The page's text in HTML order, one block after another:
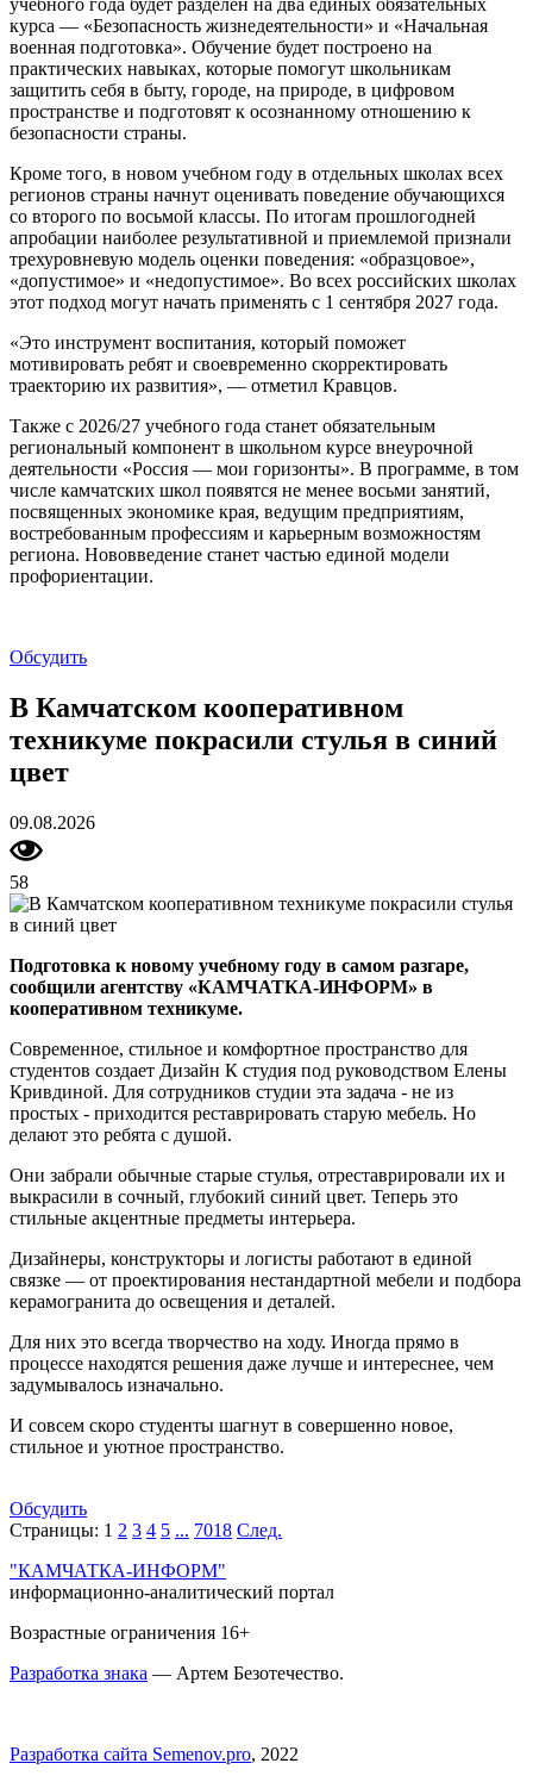
учебного года будет разделен на два единых обязательных
курса — «Безопасность жизнедеятельности» и «Начальная
военная подготовка». Обучение будет построено на
практических навыках, которые помогут школьникам
защитить себя в быту, городе, на природе, в цифровом
пространстве и подготовят к осознанному отношению к
безопасности страны.
Кроме того, в новом учебном году в отдельных школах всех
регионов страны начнут оценивать поведение обучающихся
со второго по восьмой классы. По итогам прошлогодней
апробации наиболее результативной и приемлемой признали
трехуровневую модель оценки поведения: «образцовое»,
«допустимое» и «недопустимое». Во всех российских школах
этот подход могут начать применять с 1 сентября 2027 года.
«Это инструмент воспитания, который поможет
мотивировать ребят и своевременно скорректировать
траекторию их развития», — отметил Кравцов.
Также с 2026/27 учебного года станет обязательным
региональный компонент в школьном курсе внеурочной
деятельности «Россия — мои горизонты». В программе, в том
числе камчатских школ появятся не менее восьми занятий,
посвященных экономике края, ведущим предприятиям,
востребованным профессиям и карьерным возможностям
региона. Нововведение станет частью единой модели
профориентации.
Обсудить
В Камчатском кооперативном
техникуме покрасили стулья в синий
цвет
09.08.2026
58
Подготовка к новому учебному году в самом разгаре,
сообщили агентству «КАМЧАТКА-ИНФОРМ» в
кооперативном техникуме.
Современное, стильное и комфортное пространство для
студентов создает Дизайн К студия под руководством Елены
Кривдиной. Для сотрудников студии эта задача - не из
простых - приходится реставрировать старую мебель. Но
делают это ребята с душой.
​Они забрали обычные старые стулья, отреставрировали их и
выкрасили в сочный, глубокий синий цвет. Теперь это
стильные акцентные предметы интерьера.​
Дизайнеры, конструкторы и логисты работают в единой
связке — от проектирования нестандартной мебели и подбора
керамогранита до освещения и деталей.
Для них это всегда творчество на ходу. Иногда прямо в
процессе находятся решения даже лучше и интереснее, чем
задумывалось изначально.
​И совсем скоро студенты шагнут в совершенно новое,
стильное и уютное пространство.
Обсудить
Страницы: 1 2 3 4 5 ... 7018 След.
"КАМЧАТКА-ИНФОРМ"
информационно-аналитический портал
Возрастные ограничения 16+
Разработка знака — Артем Безотечество.
Разработка сайта Semenov.pro, 2022